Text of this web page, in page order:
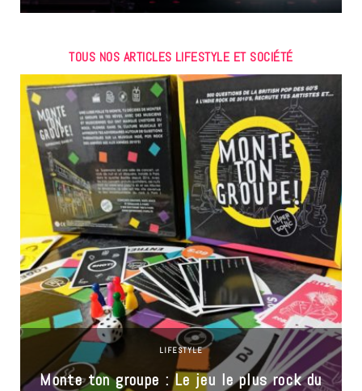
TOUS NOS ARTICLES LIFESTYLE ET SOCIÉTÉ
LIFESTYLE
Monte ton groupe : Le jeu le plus rock du